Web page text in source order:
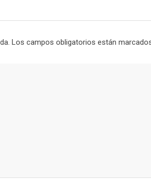
Los campos obligatorios están